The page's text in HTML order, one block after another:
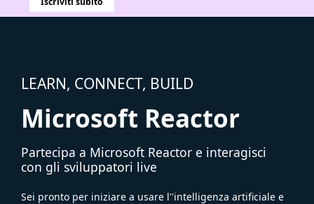
LEARN, CONNECT, BUILD
Microsoft Reactor
Partecipa a Microsoft Reactor e interagisci
con gli sviluppatori live
Sei pronto per iniziare a usare l''intelligenza artificiale e